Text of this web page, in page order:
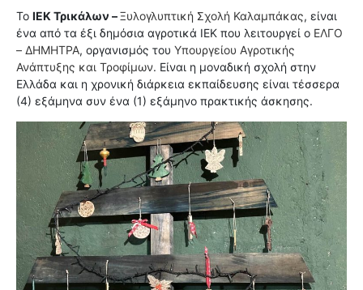
Το ΙΕΚ Τρικάλων –Ξυλογλυπτική Σχολή Καλαμπάκας, είναι
ένα από τα έξι δημόσια αγροτικά ΙΕΚ που λειτουργεί ο ΕΛΓΟ
– ΔΗΜΗΤΡΑ, οργανισμός του Υπουργείου Αγροτικής
Ανάπτυξης και Τροφίμων. Είναι η μοναδική σχολή στην
Ελλάδα και η χρονική διάρκεια εκπαίδευσης είναι τέσσερα
(4) εξάμηνα συν ένα (1) εξάμηνο πρακτικής άσκησης.